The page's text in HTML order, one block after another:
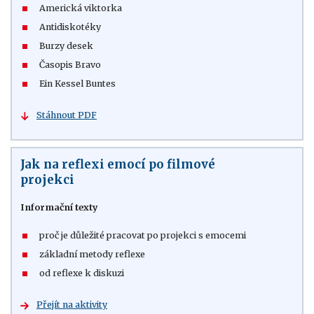
Americká viktorka
Antidiskotéky
Burzy desek
Časopis Bravo
Ein Kessel Buntes
Stáhnout PDF
Jak na reflexi emocí po filmové
projekci
Informační texty
proč je důležité pracovat po projekci s emocemi
základní metody reflexe
od reflexe k diskuzi
Přejít na aktivity